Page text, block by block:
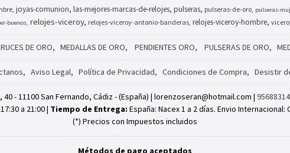
joyas-comunion las-mejores-marcas-de-relojes pulseras pulseras-de-oro pulseras-
buenos relojes-viceroy relojes-viceroy-antonio-banderas relojes-viceroy-hombre
DE ORO MEDALLAS DE ORO PENDIENTES ORO PULSERAS DE ORO
Aviso Legal Política de Privacidad Condiciones de Compra Desistir
40 - 11100 San Fernando, Cádiz - (España) | lorenzoseran@hotmail.com |
a 21:00 | Tiempo de Entrega: España: Nacex 1 a 2 días. Envio Internacional:
(*) Precios con Impuestos incluidos
Métodos de pago aceptados